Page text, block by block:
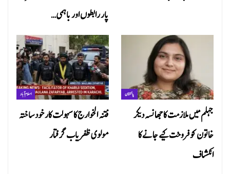
پار رابطوں اور باہمی…
اسلام آباد
فتنہ الخوارج کا سہولت کار خود ساختہ
مولوی ظفریاب گرفتار
پاکستان
جہلم میں ملازمت کا جھانسہ دیکر
خاتون کو فروخت کیے جانے کا
انکشاف